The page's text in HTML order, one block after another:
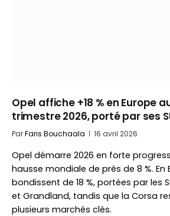
Opel affiche +18 % en Europe
trimestre 2026, porté par ses
ParFaris Bouchaala 16 avril 2026
Opel démarre 2026 en forte
hausse mondiale de près de 8 %. En
bondissent de 18 %, portées par les
et Grandland, tandis que la Corsa
plusieurs marchés clés.